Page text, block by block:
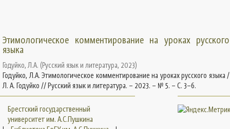
Этимологическое комментирование на уроках русского
языка
Годуйко, Л.А. (Русский язык и литература, 2023)
Годуйко, Л.А. Этимологическое комментирование на уроках русского языка /
Л. А. Годуйко // Русский язык и литература. – 2023. – № 5. – С. 3–6.
Брестский государственный
университет им. А.С.Пушкина